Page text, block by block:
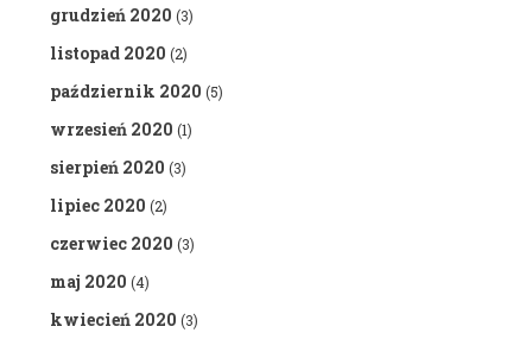
grudzień 2020 (3)
listopad 2020 (2)
październik 2020 (5)
wrzesień 2020 (1)
sierpień 2020 (3)
lipiec 2020 (2)
czerwiec 2020 (3)
maj 2020 (4)
kwiecień 2020 (3)